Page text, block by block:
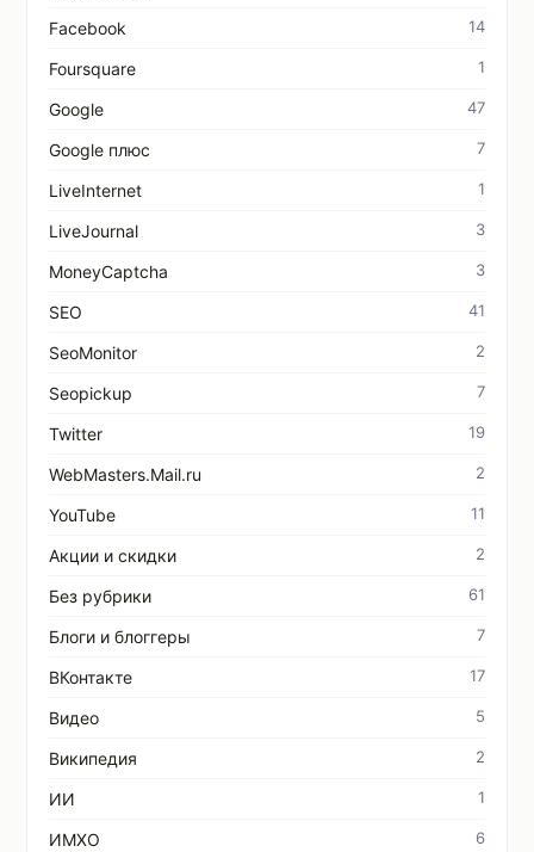
Facebook 14
Foursquare 1
Google 47
Google плюс 7
LiveInternet 1
LiveJournal 3
MoneyCaptcha 3
SEO 41
SeoMonitor 2
Seopickup 7
Twitter 19
WebMasters.Mail.ru 2
YouTube 11
Акции и скидки 2
Без рубрики 61
Блоги и блоггеры 7
ВКонтакте 17
Видео 5
Википедия 2
ИИ 1
ИМХО 6